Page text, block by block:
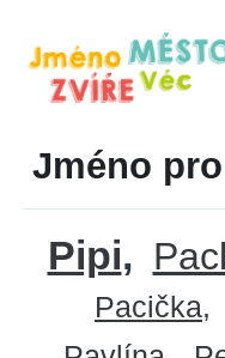
Jméno
Pipi
Pacička